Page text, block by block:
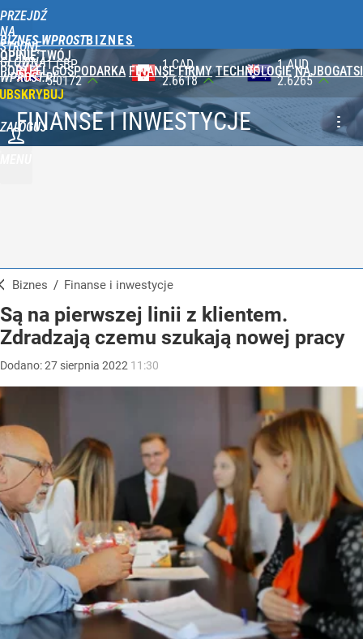
PRZEJDŹ
NA
STRONĘ
GŁÓWNĄ
WPROST.PL
BIZNES WPROST
OPINIE TWÓJ
PORTFEL GOSPODARKA FINANSE FIRMY TECHNOLOGIE NAJBOGATSI
ZALOGUJ
1 CAD
2.6618
1 AUD
2.6265
100 JPY
2.3565
FINANSE I INWESTYCJE
Biznes / Finanse i inwestycje
Są na pierwszej linii z klientem.
Zdradzają czemu szukają nowej pracy
Dodano:27 sierpnia 2022 11:30